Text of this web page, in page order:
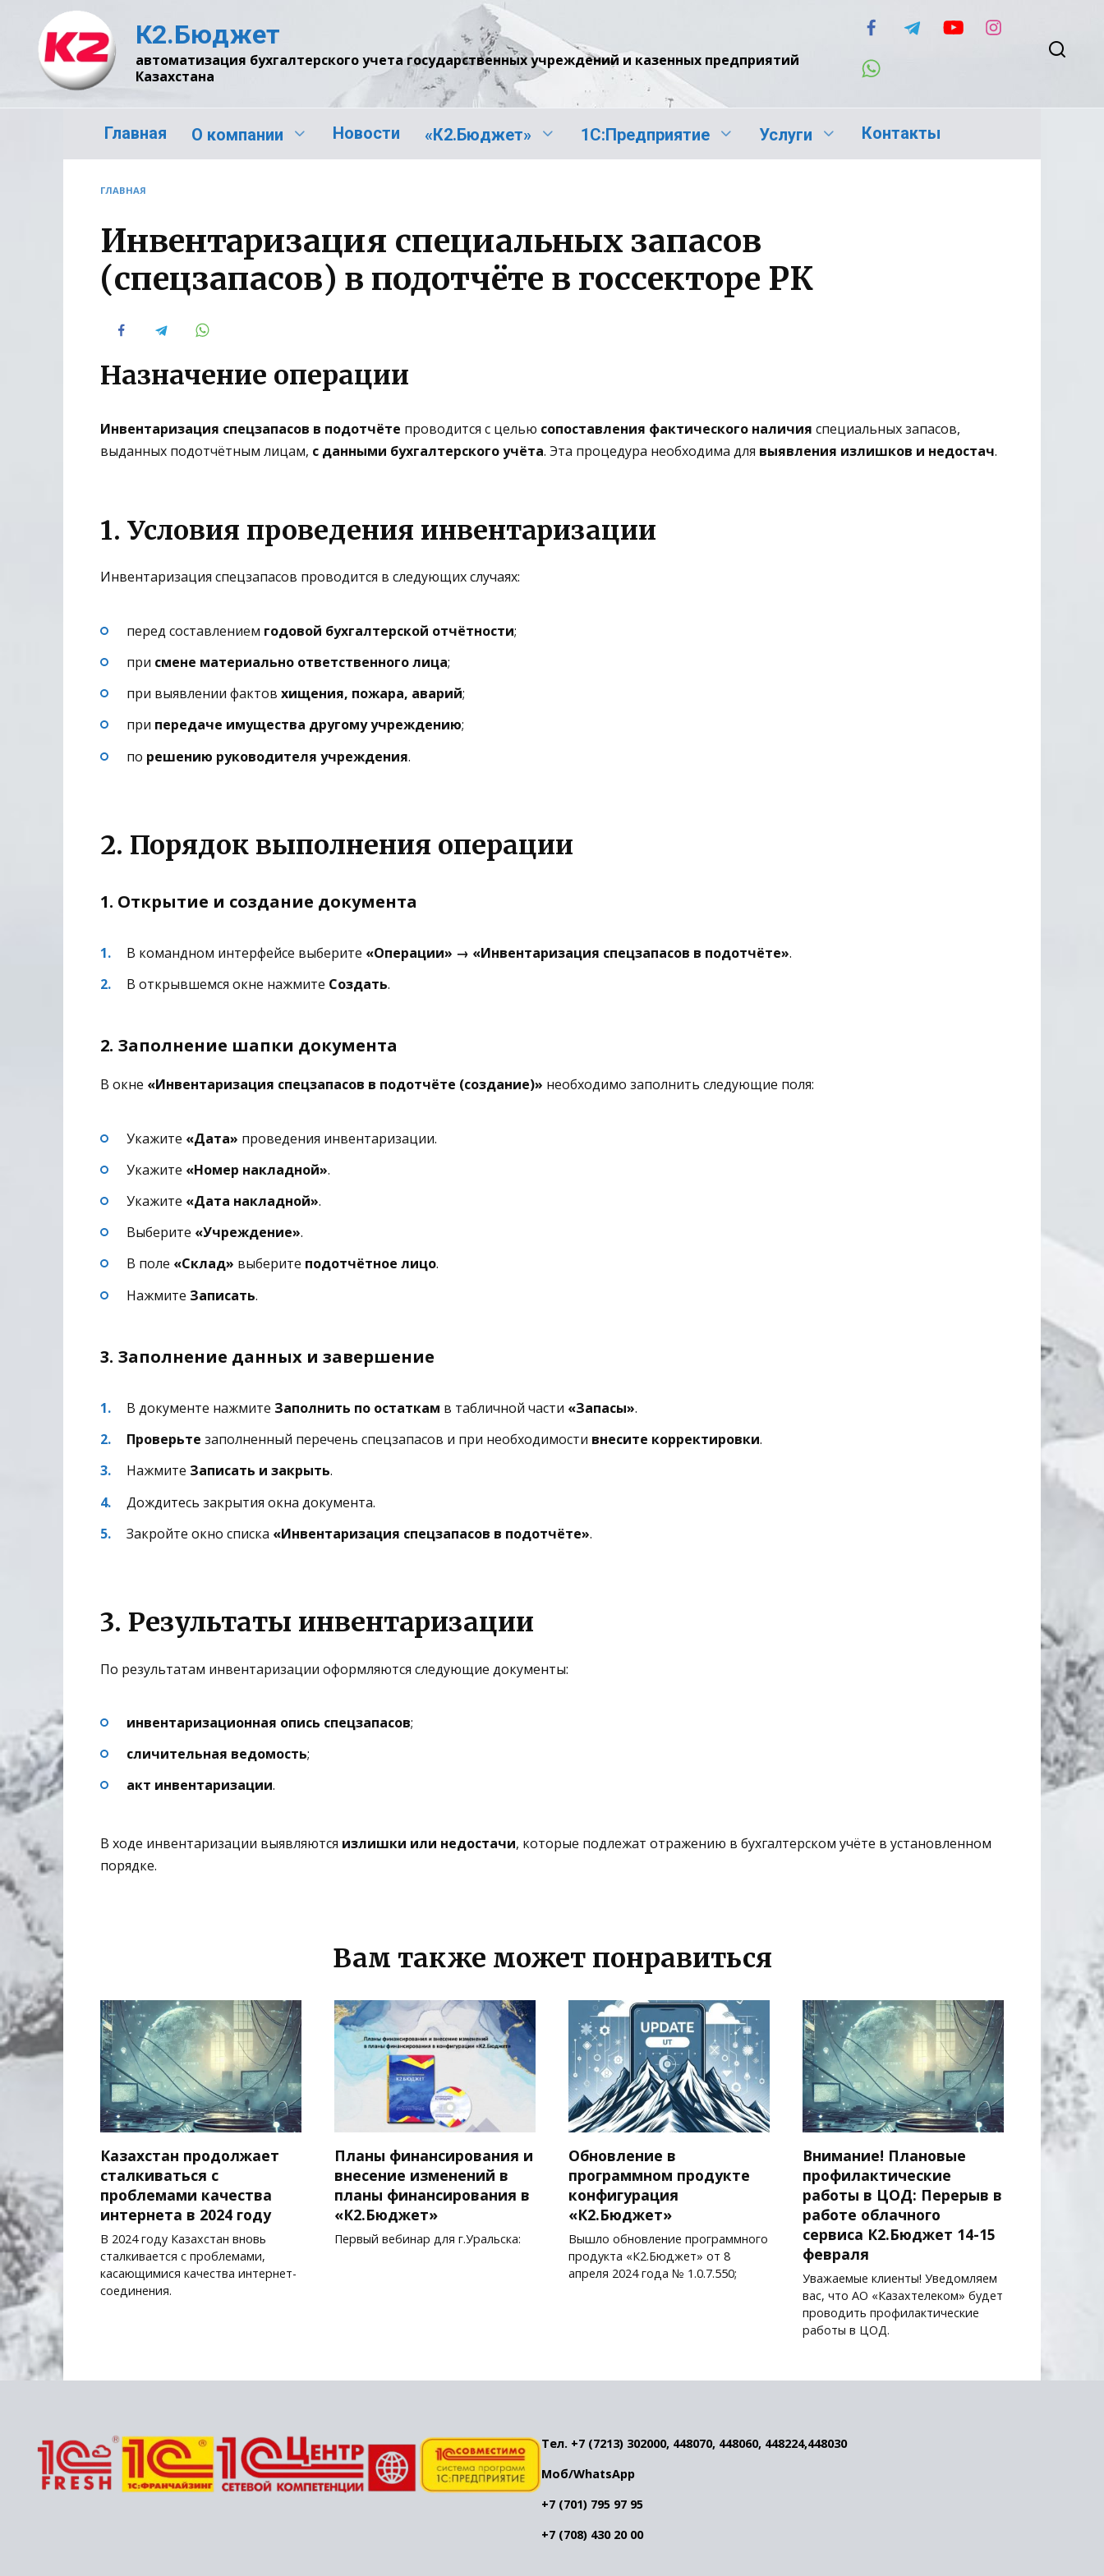
содержанию
К2.Бюджет
автоматизация бухгалтерского учета государственных учреждений и казенных предприятий
Казахстана
Главная О компании Новости «К2.Бюджет» 1С:Предприятие Услуги Контакты
ГЛАВНАЯ
Инвентаризация специальных запасов
(спецзапасов) в подотчёте в госсекторе РК
Назначение операции
Инвентаризация спецзапасов в подотчёте проводится с целью сопоставления фактического наличия специальных запасов,
выданных подотчётным лицам, с данными бухгалтерского учёта. Эта процедура необходима для выявления излишков и недостач.
1. Условия проведения инвентаризации
Инвентаризация спецзапасов проводится в следующих случаях:
перед составлением годовой бухгалтерской отчётности;
при смене материально ответственного лица;
при выявлении фактов хищения, пожара, аварий;
при передаче имущества другому учреждению;
по решению руководителя учреждения.
2. Порядок выполнения операции
1. Открытие и создание документа
В командном интерфейсе выберите «Операции» → «Инвентаризация спецзапасов в подотчёте».
В открывшемся окне нажмите Создать.
2. Заполнение шапки документа
В окне «Инвентаризация спецзапасов в подотчёте (создание)» необходимо заполнить следующие поля:
Укажите «Дата» проведения инвентаризации.
Укажите «Номер накладной».
Укажите «Дата накладной».
Выберите «Учреждение».
В поле «Склад» выберите подотчётное лицо.
Нажмите Записать.
3. Заполнение данных и завершение
В документе нажмите Заполнить по остаткам в табличной части «Запасы».
Проверьте заполненный перечень спецзапасов и при необходимости внесите корректировки.
Нажмите Записать и закрыть.
Дождитесь закрытия окна документа.
Закройте окно списка «Инвентаризация спецзапасов в подотчёте».
3. Результаты инвентаризации
По результатам инвентаризации оформляются следующие документы:
инвентаризационная опись спецзапасов;
сличительная ведомость;
акт инвентаризации.
В ходе инвентаризации выявляются излишки или недостачи, которые подлежат отражению в бухгалтерском учёте в установленном
порядке.
Вам также может понравиться
Казахстан продолжает
сталкиваться с
проблемами качества
интернета в 2024 году
В 2024 году Казахстан вновь
сталкивается с проблемами,
касающимися качества интернет-
соединения.
Планы финансирования и
внесение изменений в
планы финансирования в
«К2.Бюджет»
Первый вебинар для г.Уральска:
Обновление в
программном продукте
конфигурация
«К2.Бюджет»
Вышло обновление программного
продукта «К2.Бюджет» от 8
апреля 2024 года № 1.0.7.550;
Внимание! Плановые
профилактические
работы в ЦОД: Перерыв в
работе облачного
сервиса К2.Бюджет 14-15
февраля
Уважаемые клиенты! Уведомляем
вас, что АО «Казахтелеком» будет
проводить профилактические
работы в ЦОД.
Тел. +7 (7213) 302000, 448070, 448060, 448224,448030
Моб/WhatsApp
+7 (701) 795 97 95
+7 (708) 430 20 00